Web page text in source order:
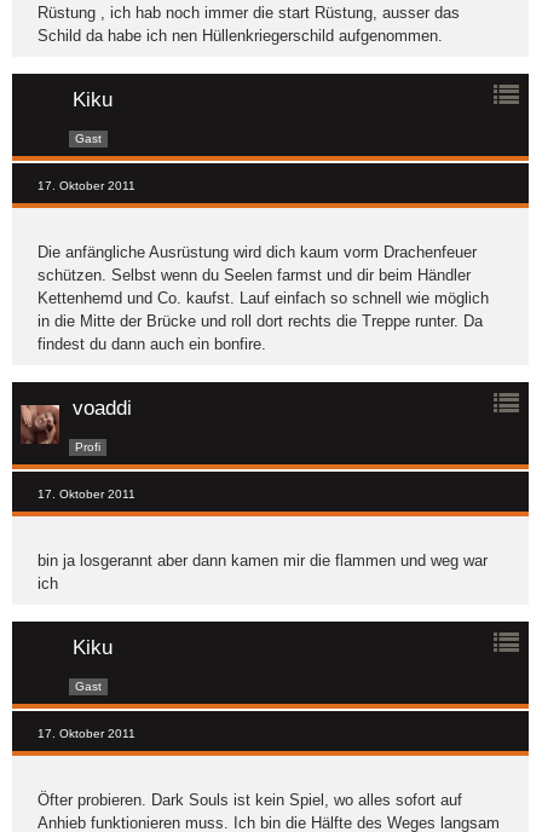
Rüstung , ich hab noch immer die start Rüstung, ausser das
Schild da habe ich nen Hüllenkriegerschild aufgenommen.
Kiku
Gast
17. Oktober 2011
Die anfängliche Ausrüstung wird dich kaum vorm Drachenfeuer
schützen. Selbst wenn du Seelen farmst und dir beim Händler
Kettenhemd und Co. kaufst. Lauf einfach so schnell wie möglich
in die Mitte der Brücke und roll dort rechts die Treppe runter. Da
findest du dann auch ein bonfire.
voaddi
Profi
17. Oktober 2011
bin ja losgerannt aber dann kamen mir die flammen und weg war
ich
Kiku
Gast
17. Oktober 2011
Öfter probieren. Dark Souls ist kein Spiel, wo alles sofort auf
Anhieb funktionieren muss. Ich bin die Hälfte des Weges langsam